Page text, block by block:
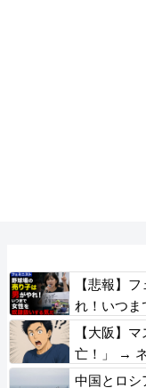
【悲報】
れ！いつま
【大阪】
亡！」 →
衝撃の真
中国とロ